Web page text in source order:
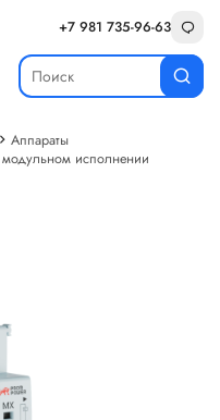
+7 981 735-96-63
Аппараты
модульном исполнении